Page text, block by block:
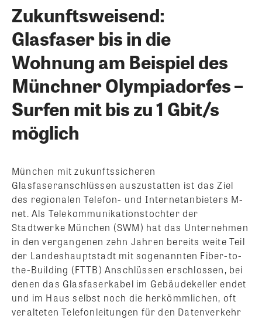
Zukunftsweisend:
Glasfaser bis in die
Wohnung am Beispiel des
Münchner Olympiadorfes –
Surfen mit bis zu 1 Gbit/s
möglich
München mit zukunftssicheren
Glasfaseranschlüssen auszustatten ist das Ziel
des regionalen Telefon- und Internetanbieters M-
net. Als Telekommunikationstochter der
Stadtwerke München (SWM) hat das Unternehmen
in den vergangenen zehn Jahren bereits weite Teil
der Landeshauptstadt mit sogenannten Fiber-to-
the-Building (FTTB) Anschlüssen erschlossen, bei
denen das Glasfaserkabel im Gebäudekeller endet
und im Haus selbst noch die herkömmlichen, oft
veralteten Telefonleitungen für den Datenverkehr